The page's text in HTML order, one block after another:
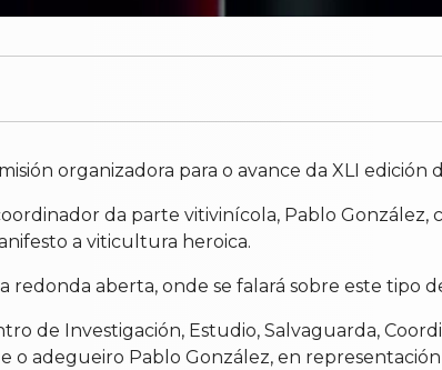
organizadora para o avance da XLI
da parte vitivinícola, Pablo González,
a viticultura heroica.
redonda aberta, onde se falará sobre este tipo
de Investigación, Estudio, Salvaguarda,
o adegueiro Pablo González, en